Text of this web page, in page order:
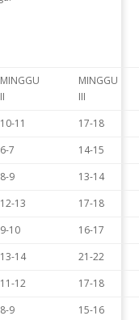
MINGGU
II
MINGGU
III
10-11
17-18
6-7
14-15
8-9
13-14
12-13
17-18
9-10
16-17
13-14
21-22
11-12
17-18
8-9
15-16